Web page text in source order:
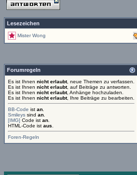
Lesezeichen
Mister Wong
Forumregeln
Es ist Ihnen nicht erlaubt, neue Themen zu verfassen.
Es ist Ihnen nicht erlaubt, auf Beiträge zu antworten.
Es ist Ihnen nicht erlaubt, Anhänge hochzuladen.
Es ist Ihnen nicht erlaubt, Ihre Beiträge zu bearbeiten.
BB-Code ist an
Smileys sind an
[IMG] Code ist an
HTML-Code ist aus
Foren-Regeln